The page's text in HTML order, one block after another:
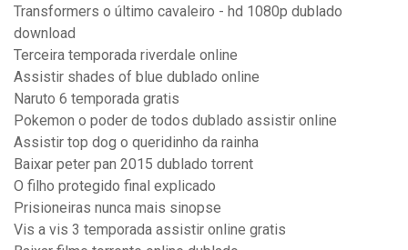
Transformers o último cavaleiro - hd 1080p dublado
download
Terceira temporada riverdale online
Assistir shades of blue dublado online
Naruto 6 temporada gratis
Pokemon o poder de todos dublado assistir online
Assistir top dog o queridinho da rainha
Baixar peter pan 2015 dublado torrent
O filho protegido final explicado
Prisioneiras nunca mais sinopse
Vis a vis 3 temporada assistir online gratis